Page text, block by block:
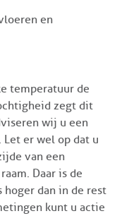
en
temperatuur de
zegt dit
wij u een
er wel op dat u
van een
Daar is de
dan in de rest
kunt u actie